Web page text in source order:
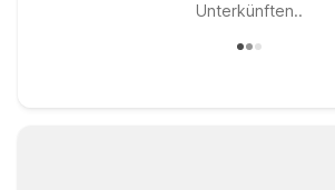
Unterkünften..